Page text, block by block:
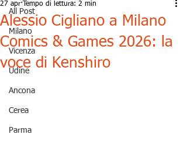
All Post
Milano
Vicenza
Udine
Ancona
Cerea
Parma
Alessio Cigliano a Milano
Comics & Games 2026: la
voce di Kenshiro
27 apr Tempo di lettura: 2 min